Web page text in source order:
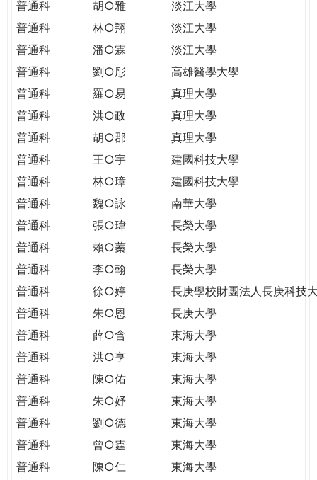
普通科 胡○雅
淡江大學
普通科
林○翔
淡江大學
普通科
潘○霖
淡江大學
普通科
劉○彤
高雄醫學大學
普通科
羅○易
真理大學
普通科
洪○政
真理大學
普通科
胡○郡
真理大學
普通科
王○宇
建國科技大學
普通科
林○璋
建國科技大學
普通科
魏○詠
南華大學
普通科
張○瑋
長榮大學
普通科
賴○蓁
長榮大學
普通科
李○翰
長榮大學
普通科
徐○婷
長庚學校財團法人長庚科技
普通科
朱○恩
長庚大學
普通科
薛○含
東海大學
普通科
洪○亨
東海大學
普通科
陳○佑
東海大學
普通科
朱○妤
東海大學
普通科
劉○德
東海大學
普通科
曾○霆
東海大學
普通科
陳○仁
東海大學